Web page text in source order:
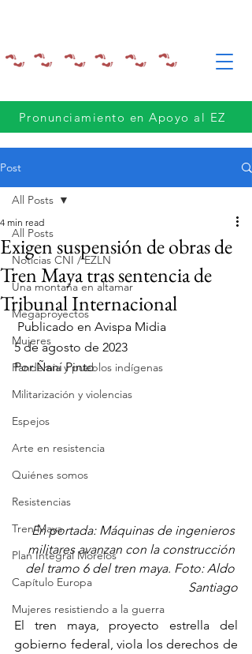
Pronunciamiento en Apoyo al EZ
Post
All Posts
Noticias CNI / EZLN
Una montaña en altamar
Megaproyectos
Mujeres
Pandemia y pueblos indígenas
Militarización y violencias
Espejos
Arte en resistencia
Quiénes somos
Resistencias
Tren Maya
Plan Integral Morelos
Capítulo Europa
Mujeres resistiendo a la guerra
All Posts
Exigen suspensión de obras de
Tren Maya tras sentencia de
Tribunal Internacional
4 min read
Publicado en Avispa Midia
5 de agosto de 2023
Por Ñaní Pinto
En portada: Máquinas de ingenieros
militares avanzan con la construcción
del tramo 6 del tren maya. Foto: Aldo
Santiago
El tren maya, proyecto estrella del
gobierno federal, viola los derechos de